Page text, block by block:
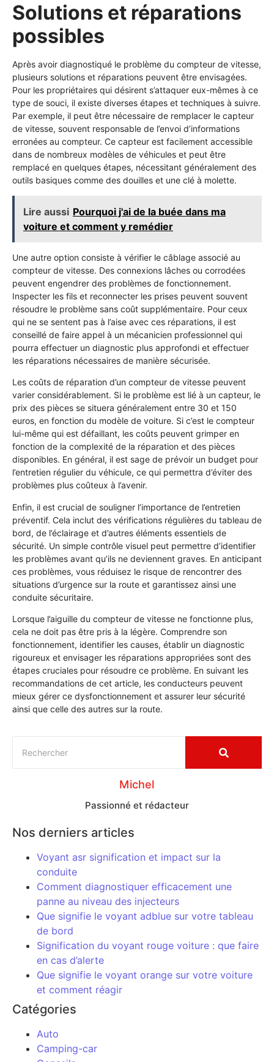
Solutions et réparations
possibles
Après avoir diagnostiqué le problème du compteur de vitesse,
plusieurs solutions et réparations peuvent être envisagées.
Pour les propriétaires qui désirent s’attaquer eux-mêmes à ce
type de souci, il existe diverses étapes et techniques à suivre.
Par exemple, il peut être nécessaire de remplacer le capteur
de vitesse, souvent responsable de l’envoi d’informations
erronées au compteur. Ce capteur est facilement accessible
dans de nombreux modèles de véhicules et peut être
remplacé en quelques étapes, nécessitant généralement des
outils basiques comme des douilles et une clé à molette.
Lire aussi Pourquoi j'ai de la buée dans ma
voiture et comment y remédier
Une autre option consiste à vérifier le câblage associé au
compteur de vitesse. Des connexions lâches ou corrodées
peuvent engendrer des problèmes de fonctionnement.
Inspecter les fils et reconnecter les prises peuvent souvent
résoudre le problème sans coût supplémentaire. Pour ceux
qui ne se sentent pas à l’aise avec ces réparations, il est
conseillé de faire appel à un mécanicien professionnel qui
pourra effectuer un diagnostic plus approfondi et effectuer
les réparations nécessaires de manière sécurisée.
Les coûts de réparation d’un compteur de vitesse peuvent
varier considérablement. Si le problème est lié à un capteur, le
prix des pièces se situera généralement entre 30 et 150
euros, en fonction du modèle de voiture. Si c’est le compteur
lui-même qui est défaillant, les coûts peuvent grimper en
fonction de la complexité de la réparation et des pièces
disponibles. En général, il est sage de prévoir un budget pour
l’entretien régulier du véhicule, ce qui permettra d’éviter des
problèmes plus coûteux à l’avenir.
Enfin, il est crucial de souligner l’importance de l’entretien
préventif. Cela inclut des vérifications régulières du tableau de
bord, de l’éclairage et d’autres éléments essentiels de
sécurité. Un simple contrôle visuel peut permettre d’identifier
les problèmes avant qu’ils ne deviennent graves. En anticipant
ces problèmes, vous réduisez le risque de rencontrer des
situations d’urgence sur la route et garantissez ainsi une
conduite sécuritaire.
Lorsque l’aiguille du compteur de vitesse ne fonctionne plus,
cela ne doit pas être pris à la légère. Comprendre son
fonctionnement, identifier les causes, établir un diagnostic
rigoureux et envisager les réparations appropriées sont des
étapes cruciales pour résoudre ce problème. En suivant les
recommandations de cet article, les conducteurs peuvent
mieux gérer ce dysfonctionnement et assurer leur sécurité
ainsi que celle des autres sur la route.
Michel
Passionné et rédacteur
Nos derniers articles
Voyant asr signification et impact sur la
conduite
Comment diagnostiquer efficacement une
panne au niveau des injecteurs
Que signifie le voyant adblue sur votre tableau
de bord
Signification du voyant rouge voiture : que faire
en cas d’alerte
Que signifie le voyant orange sur votre voiture
et comment réagir
Catégories
Auto
Camping-car